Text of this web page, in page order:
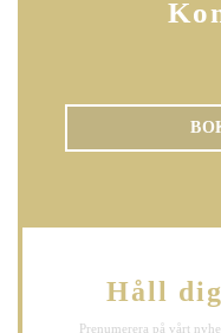
Håll
Prenumerera på vårt